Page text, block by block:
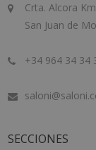
Crta. Alcora
San Juan de
+34 964 34 34
SECCIONES